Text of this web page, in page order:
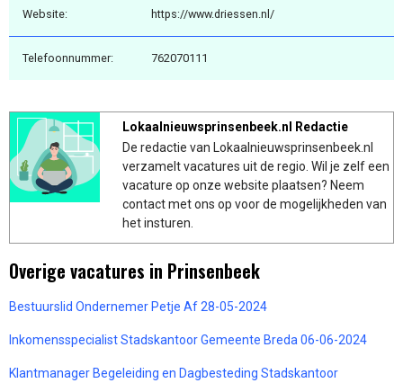
Website: https://www.driessen.nl/
Telefoonnummer: 762070111
Lokaalnieuwsprinsenbeek.nl Redactie
De redactie van Lokaalnieuwsprinsenbeek.nl
verzamelt vacatures uit de regio. Wil je zelf een
vacature op onze website plaatsen? Neem
contact met ons op voor de mogelijkheden van
het insturen.
Overige vacatures in Prinsenbeek
Bestuurslid Ondernemer Petje Af 28-05-2024
Inkomensspecialist Stadskantoor Gemeente Breda 06-06-2024
Klantmanager Begeleiding en Dagbesteding Stadskantoor